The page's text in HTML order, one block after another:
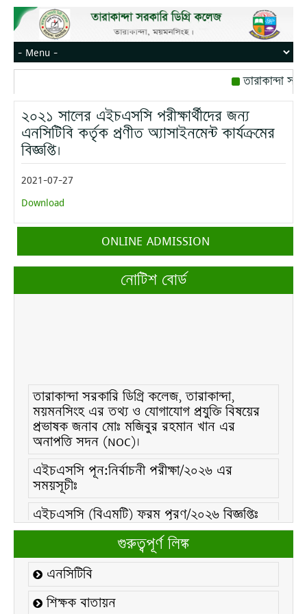
তারাকান্দা
রোজ বৃহস্পতিবার।
মোবাইল নম্বর:
২০২১ সালের এইচএসসি পরীক্ষার্থীদের জন্য
এনসিটিবি কর্তৃক প্রণীত অ্যাসাইনমেন্ট কার্যক্রমের
বিজ্ঞপ্তি।
2021-07-27
Download
ONLINE ADMISSION
নোটিশ বোর্ড
তারাকান্দা সরকারি ডিগ্রি কলেজ, তারাকান্দা,
ময়মনসিংহ এর তথ্য ও যোগাযোগ প্রযুক্তি বিষয়ের
প্রভাষক জনাব মোঃ মজিবুর রহমান খান এর
অনাপত্তি সদন (NOC)।
এইচএসসি পূন:নির্বাচনী পরীক্ষা/২০২৬ এর
সময়সূচীঃ
এইচএসসি (বিএমটি) ফরম পূরণ/২০২৬ বিজ্ঞপ্তিঃ
এইচএসসি ফরম/২০২৬ পূরণ বিজ্ঞপ্তিঃ
২১ ফেব্রুয়ারি/২০২৬ ইং তারিখে “শহিদ দিবস ও
আন্তর্জাতিক মাতৃভাষা দিবস-২০২৬ উদযাপন
উপলক্ষ্যে নোটিশঃ
গুরুত্বপূর্ণ লিঙ্ক
এনসিটিবি
শিক্ষক বাতায়ন